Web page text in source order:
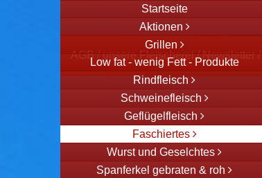
AGB / unsere Fleischerei / Newsletter /
Startseite
Aktionen
Grillen
Low fat - wenig Fett - Produkte
Rindfleisch
Schweinefleisch
Geflügelfleisch
Faschiertes
Wurst und Geselchtes
Spanferkel gebraten & roh